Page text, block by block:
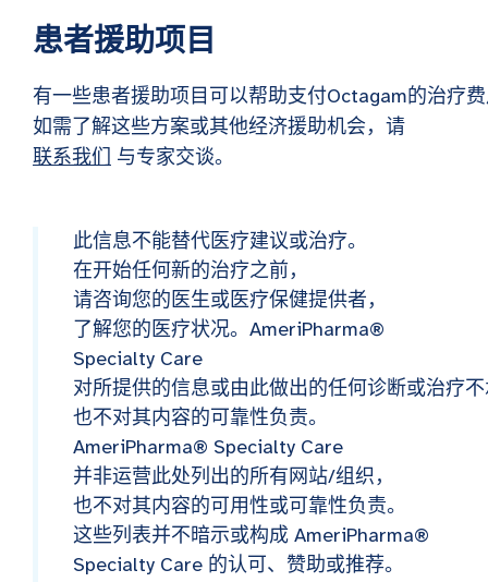
患者援助项目
有一些患者援助项目可以帮助支付Octagam的治疗
如需了解这些方案或其他经济援助机会，请
联系我们 与专家交谈。
此信息不能替代医疗建议或治疗。
在开始任何新的治疗之前，
请咨询您的医生或医疗保健提供者，
了解您的医疗状况。AmeriPharma®
Specialty Care
对所提供的信息或由此做出的任何诊断或治疗
也不对其内容的可靠性负责。
AmeriPharma® Specialty Care
并非运营此处列出的所有网站/组织，
也不对其内容的可用性或可靠性负责。
这些列表并不暗示或构成 AmeriPharma®
Specialty Care 的认可、赞助或推荐。